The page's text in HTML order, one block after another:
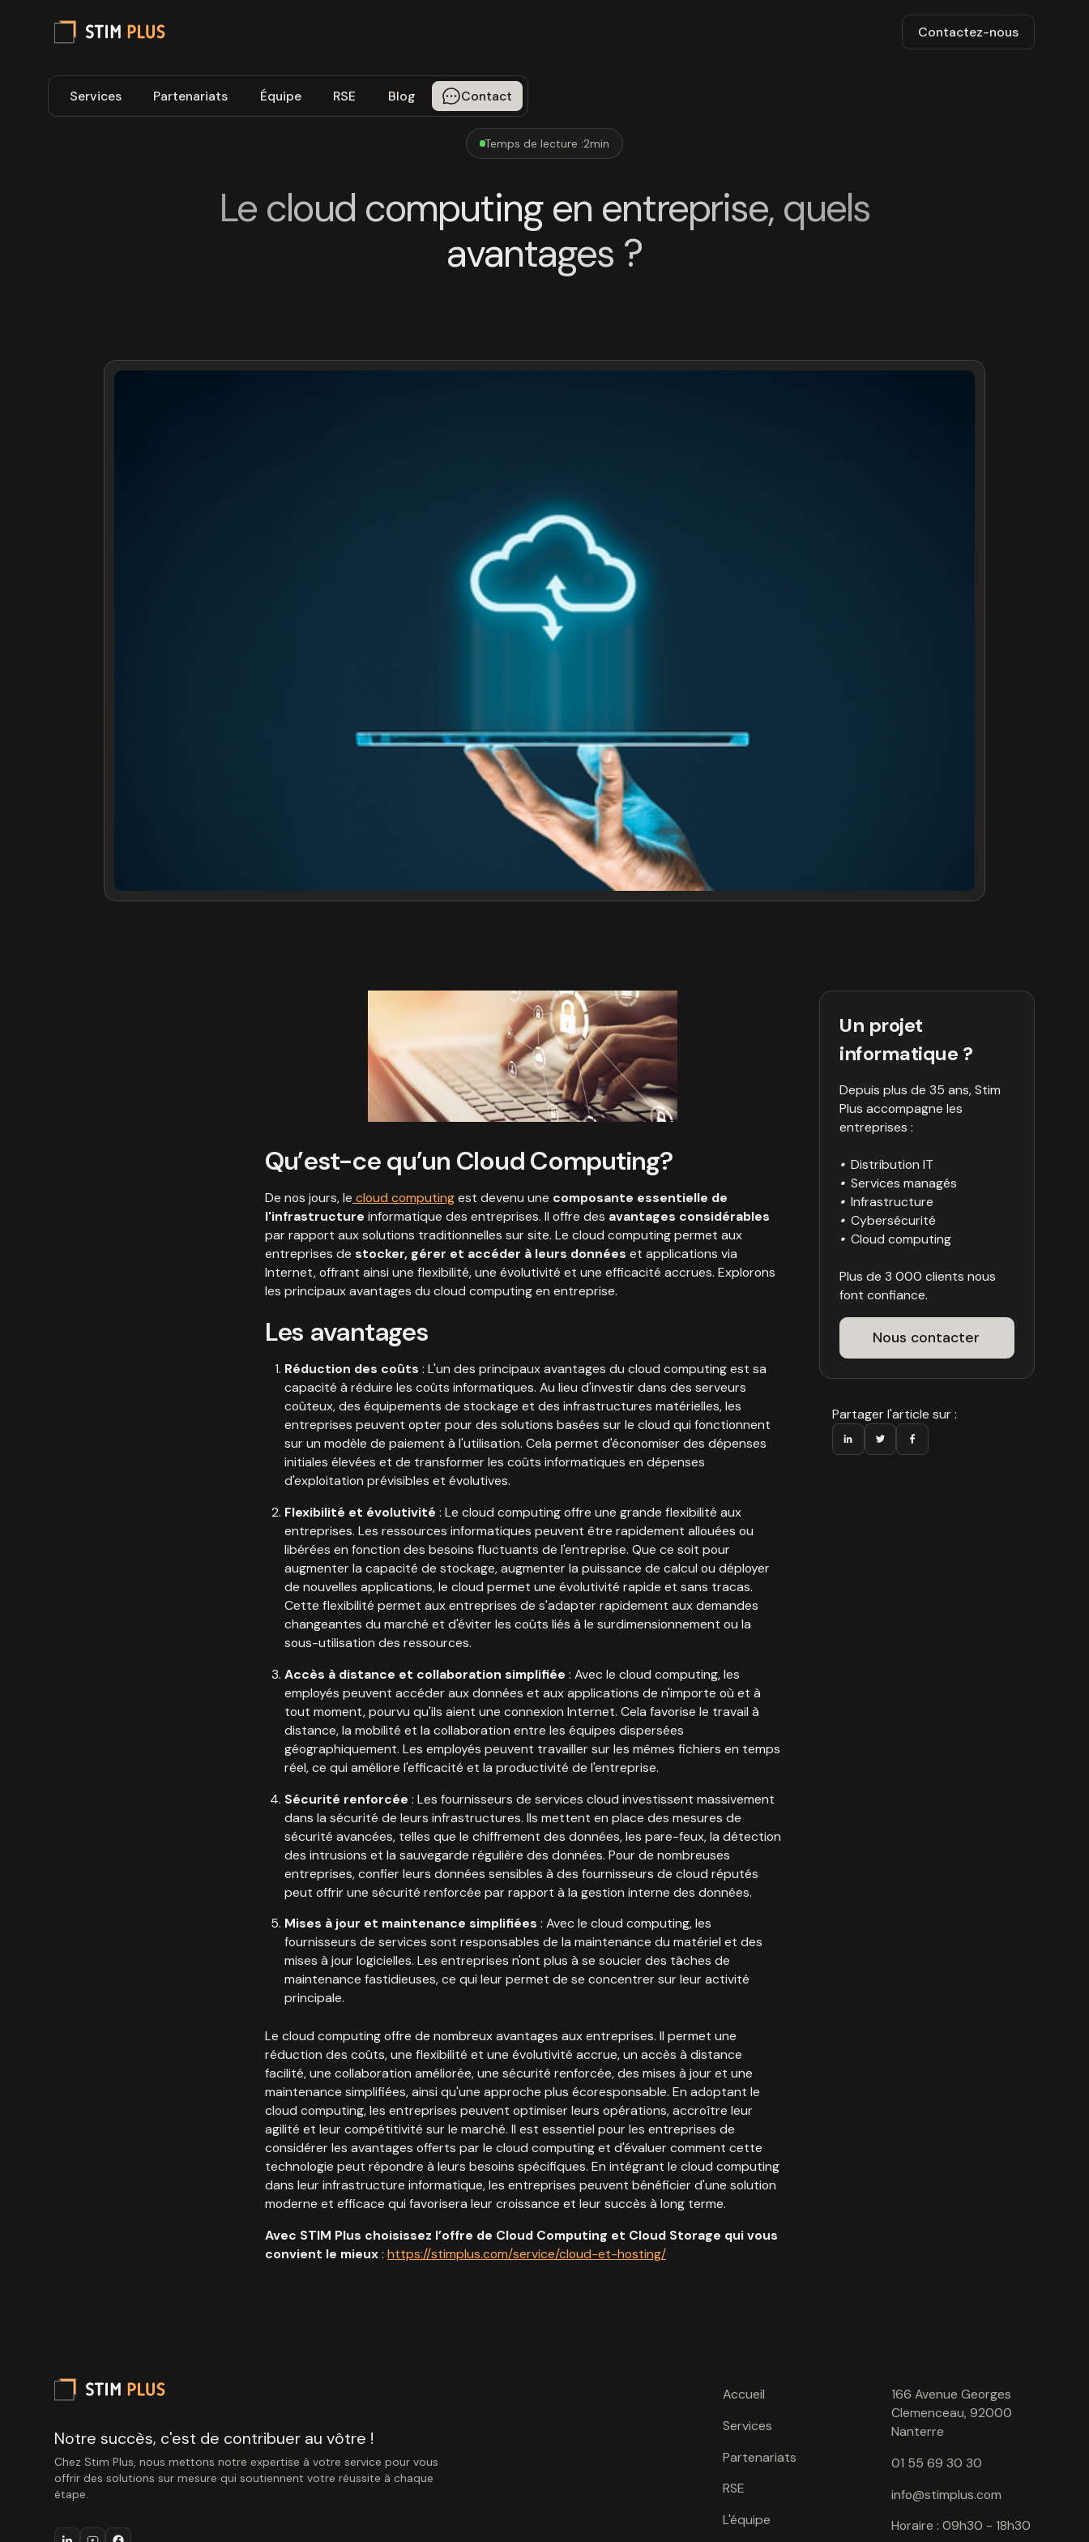
Contactez-nous
Services Partenariats Équipe RSE Blog Contact
Temps de lecture :2min
Le cloud computing en entreprise, quels
avantages ?
Qu’est-ce qu’un Cloud Computing?
De nos jours, le cloud computingest devenu une composante essentielle de
l'infrastructure informatique des entreprises. Il offre des avantages considérables
par rapport aux solutions traditionnelles sur site. Le cloud computing permet aux
entreprises de stocker, gérer et accéder à leurs données et applications via
Internet, offrant ainsi une flexibilité, une évolutivité et une efficacité accrues. Explorons
les principaux avantages du cloud computing en entreprise.
Les avantages
Réduction des coûts : L'un des principaux avantages du cloud computing est sa
capacité à réduire les coûts informatiques. Au lieu d'investir dans des serveurs
coûteux, des équipements de stockage et des infrastructures matérielles, les
entreprises peuvent opter pour des solutions basées sur le cloud qui fonctionnent
sur un modèle de paiement à l'utilisation. Cela permet d'économiser des dépenses
initiales élevées et de transformer les coûts informatiques en dépenses
d'exploitation prévisibles et évolutives.
Flexibilité et évolutivité : Le cloud computing offre une grande flexibilité aux
entreprises. Les ressources informatiques peuvent être rapidement allouées ou
libérées en fonction des besoins fluctuants de l'entreprise. Que ce soit pour
augmenter la capacité de stockage, augmenter la puissance de calcul ou déployer
de nouvelles applications, le cloud permet une évolutivité rapide et sans tracas.
Cette flexibilité permet aux entreprises de s'adapter rapidement aux demandes
changeantes du marché et d'éviter les coûts liés à le surdimensionnement ou la
sous-utilisation des ressources.
Accès à distance et collaboration simplifiée : Avec le cloud computing, les
employés peuvent accéder aux données et aux applications de n'importe où et à
tout moment, pourvu qu'ils aient une connexion Internet. Cela favorise le travail à
distance, la mobilité et la collaboration entre les équipes dispersées
géographiquement. Les employés peuvent travailler sur les mêmes fichiers en temps
réel, ce qui améliore l'efficacité et la productivité de l'entreprise.
Sécurité renforcée : Les fournisseurs de services cloud investissent massivement
dans la sécurité de leurs infrastructures. Ils mettent en place des mesures de
sécurité avancées, telles que le chiffrement des données, les pare-feux, la détection
des intrusions et la sauvegarde régulière des données. Pour de nombreuses
entreprises, confier leurs données sensibles à des fournisseurs de cloud réputés
peut offrir une sécurité renforcée par rapport à la gestion interne des données.
Mises à jour et maintenance simplifiées : Avec le cloud computing, les
fournisseurs de services sont responsables de la maintenance du matériel et des
mises à jour logicielles. Les entreprises n'ont plus à se soucier des tâches de
maintenance fastidieuses, ce qui leur permet de se concentrer sur leur activité
principale.
Le cloud computing offre de nombreux avantages aux entreprises. Il permet une
réduction des coûts, une flexibilité et une évolutivité accrue, un accès à distance
facilité, une collaboration améliorée, une sécurité renforcée, des mises à jour et une
maintenance simplifiées, ainsi qu'une approche plus écoresponsable. En adoptant le
cloud computing, les entreprises peuvent optimiser leurs opérations, accroître leur
agilité et leur compétitivité sur le marché. Il est essentiel pour les entreprises de
considérer les avantages offerts par le cloud computing et d'évaluer comment cette
technologie peut répondre à leurs besoins spécifiques. En intégrant le cloud computing
dans leur infrastructure informatique, les entreprises peuvent bénéficier d'une solution
moderne et efficace qui favorisera leur croissance et leur succès à long terme.
Avec STIM Plus choisissez l’offre de Cloud Computing et Cloud Storage qui vous
convient le mieux​: https://stimplus.com/service/cloud-et-hosting/
Un projet
informatique ?
Depuis plus de 35 ans, Stim
Plus accompagne les
entreprises :
•Distribution IT
•Services managés
• Infrastructure
•Cybersécurité
•Cloud computing
Plus de 3 000 clients nous
font confiance.
Nous contacter
Partager l'article sur :
Notre succès, c'est de contribuer au vôtre !
Chez Stim Plus, nous mettons notre expertise à votre service pour vous
offrir des solutions sur mesure qui soutiennent votre réussite à chaque
étape.
Accueil
Services
Partenariats
RSE
L'équipe
166 Avenue Georges
Clemenceau, 92000
Nanterre
01 55 69 30 30
info@stimplus.com
Horaire : 09h30 - 18h30